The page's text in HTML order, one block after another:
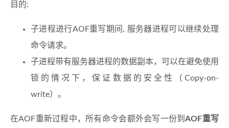
目的:
子进程进行AOF重写期间, 服务器进程可以继续处理
命令请求。
子进程带有服务器进程的数据副本，可以在避免使用
锁的情况下，保证数据的安全性（Copy-on-
write）。
在AOF重新过程中，所有命令会额外会写一份到AOF重写